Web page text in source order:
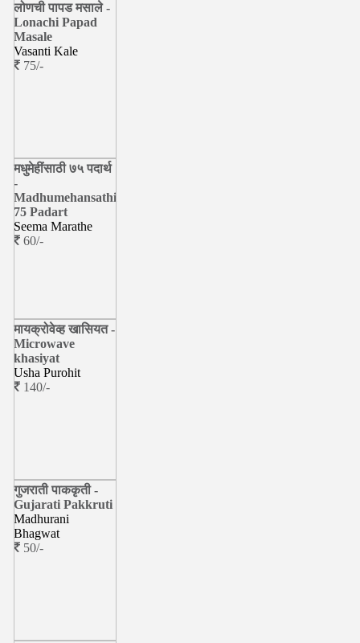
लोणची पापड मसाले -
Lonachi Papad
Masale
Vasanti Kale
75/-
मधुमेहींसाठी ७५ पदार्थ
-
Madhumehansathi
75 Padart
Seema Marathe
60/-
मायक्रोवेव्ह खासियत -
Microwave
khasiyat
Usha Purohit
140/-
गुजराती पाककृती -
Gujarati Pakkruti
Madhurani
Bhagwat
50/-